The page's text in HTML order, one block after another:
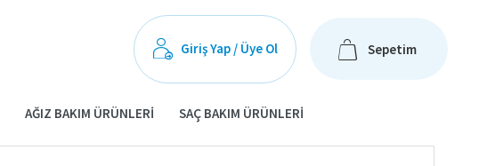
Giriş Yap / Üye Ol Sepetim
AĞIZ BAKIM ÜRÜNLERI SAÇ BAKIM ÜRÜNLERI